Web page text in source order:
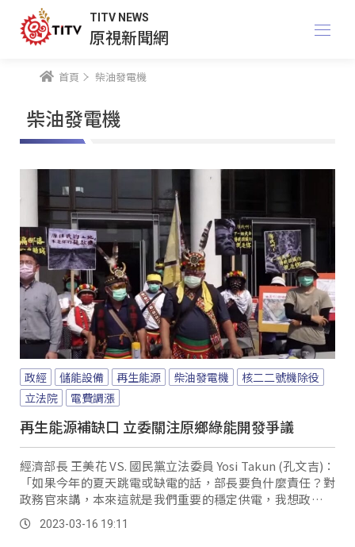
TITV NEWS
原視新聞網
首頁 柴油發電機
柴油發電機
政經 儲能設備 再生能源 柴油發電機
核二二號機除役
立法院
電費調漲
再生能源補缺口 立委關注原鄉綠能開發爭議
經濟部長 王美花 VS. 國民黨立法委員 Yosi Takun (孔文吉)：
「如果今年的夏天跳電或缺電的話，部長要負什麼責任？對
政務官來講，本來這就是我們重要的穩定供電，我想政務官
當然會有自己的責任考量。
2023-03-16 19:11